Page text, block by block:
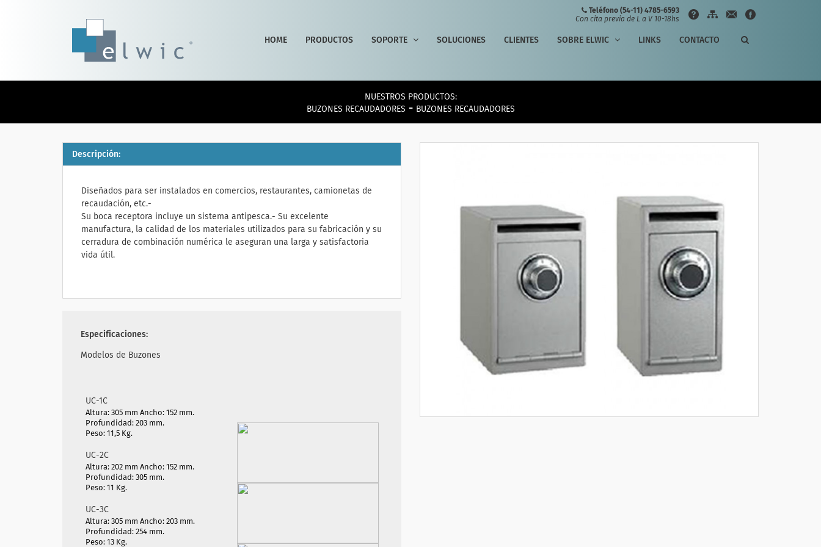
Teléfono (54-11) 4785-6593
Con cita previa de L a V 10-18hs
HOME PRODUCTOS SOPORTE SOLUCIONES CLIENTES SOBRE ELWIC LINKS CONTACTO
NUESTROS PRODUCTOS:
BUZONES RECAUDADORES - BUZONES RECAUDADORES
Descripción:
Diseñados para ser instalados en comercios, restaurantes, camionetas de
recaudación, etc.-
Su boca receptora incluye un sistema antipesca.- Su excelente
manufactura, la calidad de los materiales utilizados para su fabricación y su
cerradura de combinación numérica le aseguran una larga y satisfactoria
vida útil.
Especificaciones:
Modelos de Buzones
UC-1C
Altura: 305 mm Ancho: 152 mm.
Profundidad: 203 mm.
Peso: 11,5 Kg.
UC-2C
Altura: 202 mm Ancho: 152 mm.
Profundidad: 305 mm.
Peso: 11 Kg.
UC-3C
Altura: 305 mm Ancho: 203 mm.
Profundidad: 254 mm.
Peso: 13 Kg.